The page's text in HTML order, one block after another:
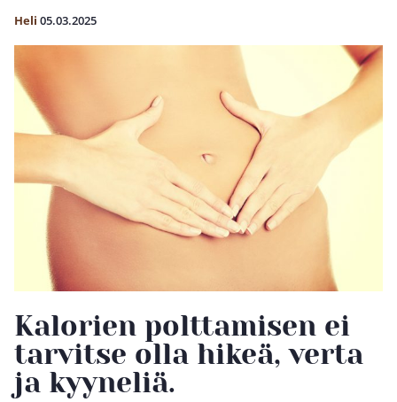
Heli 05.03.2025
Kalorien polttamisen ei
tarvitse olla hikeä, verta
ja kyyneliä.